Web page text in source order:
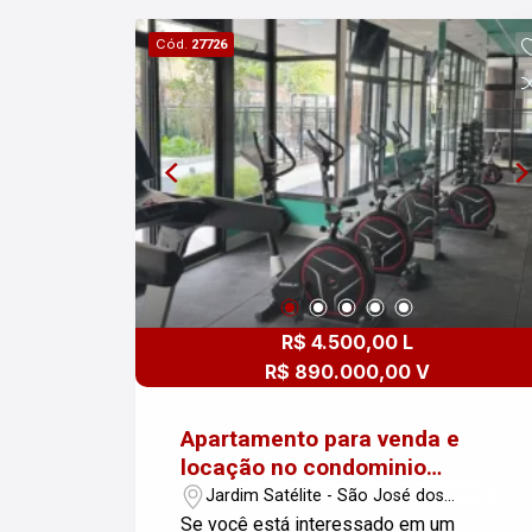
posso fornecer mais informações ou
detalhes sobre o apartamento.
Cód. 27726
R$ 4.500,00 L
R$ 890.000,00 V
Apartamento para venda e
locação no condominio
Wonder
Jardim Satélite - São José dos
Campos/SP
Se você está interessado em um